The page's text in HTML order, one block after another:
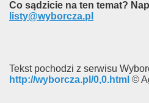
Co sądzicie na ten temat?
listy@wyborcza.pl
Tekst pochodzi z serwisu
http://wyborcza.pl/0,0.html ©
o "homomałżeństwach"